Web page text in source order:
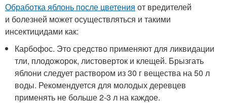
Обработка яблонь после цветения от вредителей
и болезней может осуществляться и такими
инсектицидами как:
Карбофос. Это средство применяют для ликвидации
тли, плодожорок, листоверток и клещей. Брызгать
яблони следует раствором из 30 г вещества на 50 л
воды. Рекомендуется для молодых деревцев
применять не больше 2-3 л на каждое.